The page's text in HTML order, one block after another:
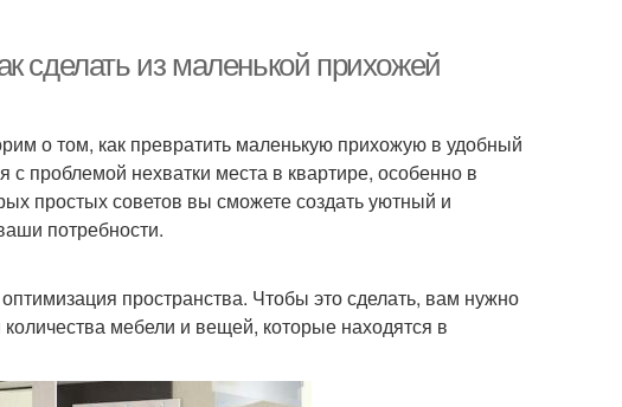
сделать из маленькой прихожей
о том, как превратить маленькую прихожую в удобный
проблемой нехватки места в квартире, особенно в
простых советов вы сможете создать уютный и
потребности.
пространства. Чтобы это сделать, вам нужно
мебели и вещей, которые находятся в